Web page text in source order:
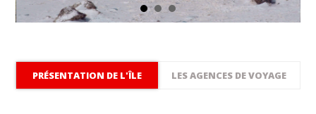
PRÉSENTATION DE L'ÎLE LES AGENCES DE VOYAGE